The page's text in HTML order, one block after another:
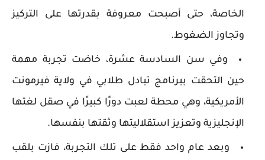
الخاصة، حتى أصبحت معروفة بقدرتها على التركيز
وتجاوز الضغوط.
وفي سن السادسة عشرة، خاضت تجربة مهمة
حين التحقت ببرنامج تبادل طلابي في ولاية فيرمونت
الأمريكية، وهي محطة لعبت دورًا كبيرًا في صقل لغتها
الإنجليزية وتعزيز استقلاليتها وثقتها بنفسها.
وبعد عام واحد فقط على تلك التجربة، فازت بلقب